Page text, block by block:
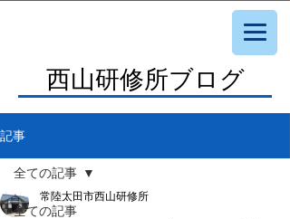
西山研修所ブログ
記事
全ての記事
全ての記事
常陸太田市西山研修所